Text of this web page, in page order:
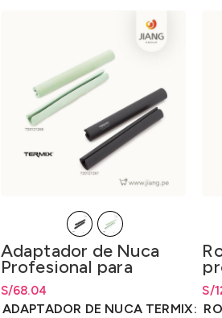
Adaptador de Nuca
Profesional para
Lavacabeza Termix
S/68.04
Rango de precios: desde
S/68.04hasta S/68.04
ADAPTADOR DE NUCA TERMIX
S/